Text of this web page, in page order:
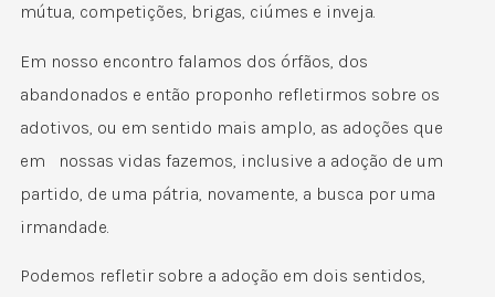
mútua, competições, brigas, ciúmes e inveja.
Em nosso encontro falamos dos órfãos, dos
abandonados e então proponho refletirmos sobre os
adotivos, ou em sentido mais amplo, as adoções que
em nossas vidas fazemos, inclusive a adoção de um
partido, de uma pátria, novamente, a busca por uma
irmandade.
Podemos refletir sobre a adoção em dois sentidos,